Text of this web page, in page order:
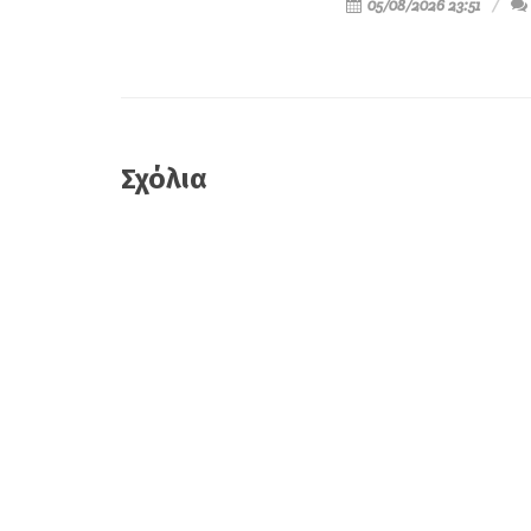
05/08/2026 23:51
Σχόλια